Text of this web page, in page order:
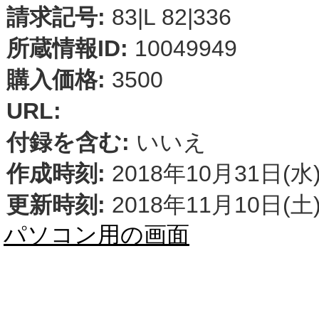
請求記号: 83|L 82|336
所蔵情報ID: 10049949
購入価格: 3500
URL:
付録を含む: いいえ
作成時刻: 2018年10月31日(
更新時刻: 2018年11月10日(
パソコン用の画面